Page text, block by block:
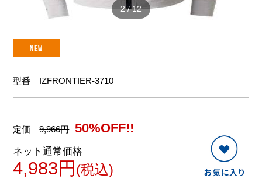
2/12
型番 IZFRONTIER-3710
定価9,966円 50%OFF!!
ネット通常価格
4,983円 (税込)